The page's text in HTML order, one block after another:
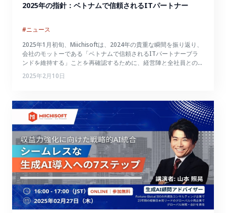
2025年の指針：ベトナムで信頼されるITパートナー
#ニュース
2025年1月初旬、Miichisoftは、2024年の貴重な瞬間を振り返り、
会社のモットーである「ベトナムで信頼されるITパートナーブラ
ンドを維持する」ことを再確認するために、経営陣と全社員との共
有イベントを開催しました。その中の重要なポイントを一緒に振り
返ってみましょう！
2025年2月10日